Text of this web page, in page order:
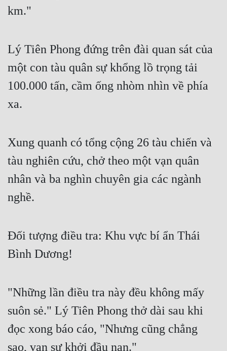
Tiên Hiệp
Trinh Thám
Triều Đấu
Tu Tiên
Tội Phạm
Vô Địch
Võng Du
Xuyên Không
Xuyên Sách
km."
Lý Tiên Phong đứng trên đài quan sát của
một con tàu quân sự khổng lồ trọng tải
100.000 tấn, cầm ống nhòm nhìn về phía
xa.
Xung quanh có tổng cộng 26 tàu chiến và
tàu nghiên cứu, chở theo một vạn quân
nhân và ba nghìn chuyên gia các ngành
nghề.
Đối tượng điều tra: Khu vực bí ẩn Thái
Bình Dương!
"Những lần điều tra này đều không mấy
suôn sẻ." Lý Tiên Phong thở dài sau khi
đọc xong báo cáo, "Nhưng cũng chẳng
sao, vạn sự khởi đầu nan."